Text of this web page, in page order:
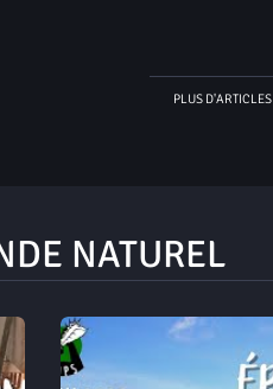
PLUS D'ARTICLES
NATUREL